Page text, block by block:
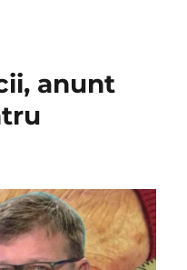
anunt